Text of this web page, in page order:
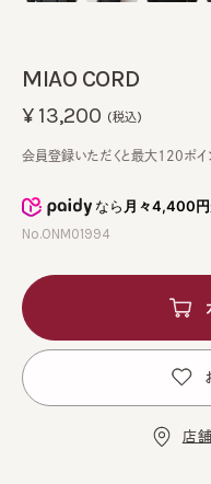
MIAO CORD
なら月々4,400円
No.ONM01994
¥13,200 (税込)
会員登録いただくと最大120ポイ
店